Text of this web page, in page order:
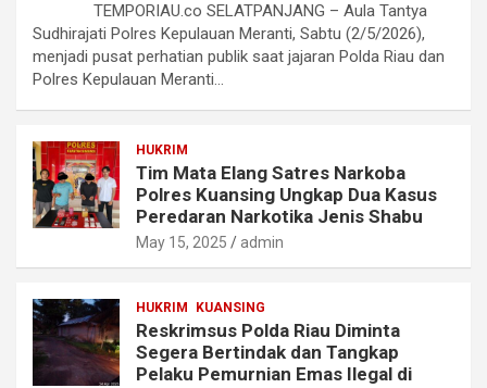
TEMPORIAU.co SELATPANJANG – Aula Tantya
Sudhirajati Polres Kepulauan Meranti, Sabtu (2/5/2026),
menjadi pusat perhatian publik saat jajaran Polda Riau dan
Polres Kepulauan Meranti…
HUKRIM
Tim Mata Elang Satres Narkoba
Polres Kuansing Ungkap Dua Kasus
Peredaran Narkotika Jenis Shabu
May 15, 2025 admin
HUKRIM KUANSING
Reskrimsus Polda Riau Diminta
Segera Bertindak dan Tangkap
Pelaku Pemurnian Emas Ilegal di